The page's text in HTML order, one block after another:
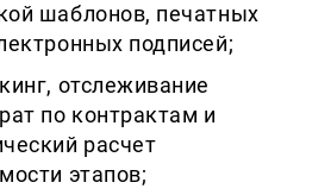
шаблонов, печатных
подписей;
отслеживание
по контрактам и
расчет
этапов;